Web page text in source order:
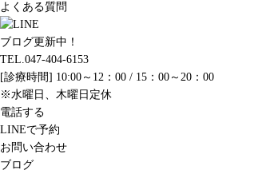
よくある質問
ブログ更新中！
TEL.047-404-6153
[診療時間] 10:00～12：00 / 15：00～20：00
※水曜日、木曜日定休
電話する
LINEで予約
お問い合わせ
ブログ